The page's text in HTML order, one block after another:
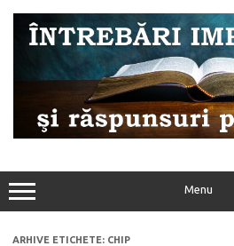
conținut
Menu
ARHIVE ETICHETE: CHIP